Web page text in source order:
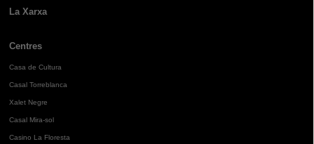
La Xarxa
Centres
Casa de Cultura
Casal Torreblanca
Xalet Negre
Casal Mira-sol
Casino La Floresta